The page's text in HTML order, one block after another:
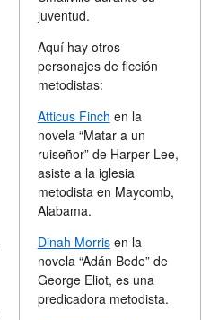
juventud.
Aquí hay otros
personajes de ficción
metodistas:
Atticus Finch en la
novela “Matar a un
ruiseñor” de Harper Lee,
asiste a la iglesia
metodista en Maycomb,
Alabama.
Dinah Morrisen la
novela “Adán Bede” de
George Eliot, es una
predicadora metodista.